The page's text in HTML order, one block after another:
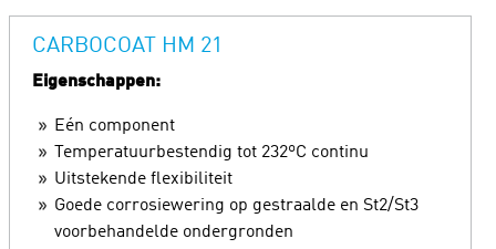
CARBOCOAT HM 21
Eigenschappen:
Eén component
Temperatuurbestendig tot 232ºC continu
Uitstekende flexibiliteit
Goede corrosiewering op gestraalde en St2/St3
voorbehandelde ondergronden